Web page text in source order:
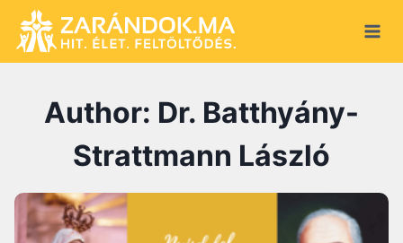
content
Author: Dr. Batthyány-
Strattmann László